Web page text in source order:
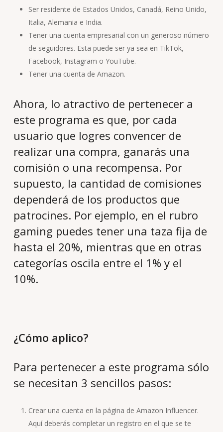
Ser residente de Estados Unidos, Canadá, Reino Unido,
Italia, Alemania e India.
Tener una cuenta empresarial con un generoso número
de seguidores. Esta puede ser ya sea en TikTok,
Facebook, Instagram o YouTube.
Tener una cuenta de Amazon.
Ahora, lo atractivo de pertenecer a
este programa es que, por cada
usuario que logres convencer de
realizar una compra, ganarás una
comisión o una recompensa. Por
supuesto, la cantidad de comisiones
dependerá de los productos que
patrocines. Por ejemplo, en el rubro
gaming puedes tener una taza fija de
hasta el 20%, mientras que en otras
categorías oscila entre el 1% y el
10%.
¿Cómo aplico?
Para pertenecer a este programa sólo
se necesitan 3 sencillos pasos:
Crear una cuenta en la página de Amazon Influencer.
Aquí deberás completar un registro en el que se te